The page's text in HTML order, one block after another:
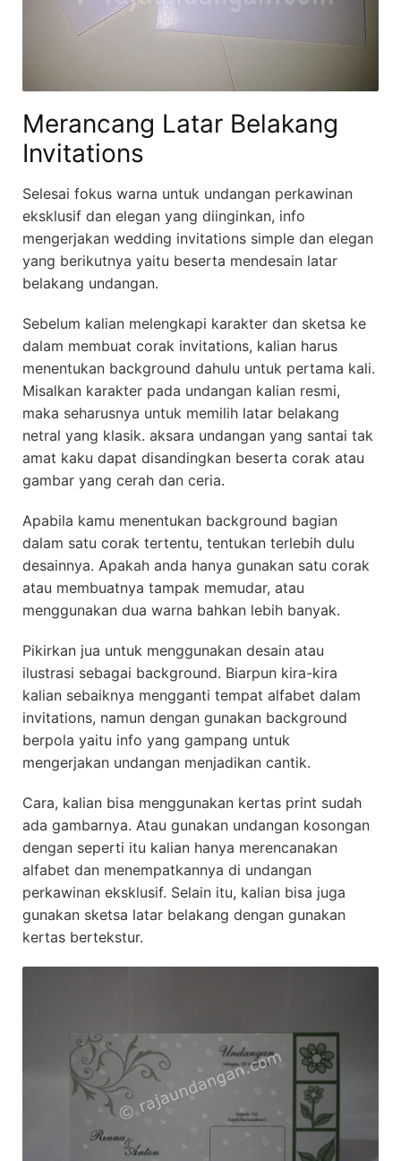
Merancang Latar Belakang
Invitations
Selesai fokus warna untuk undangan perkawinan
eksklusif dan elegan yang diinginkan, info
mengerjakan wedding invitations simple dan elegan
yang berikutnya yaitu beserta mendesain latar
belakang undangan.
Sebelum kalian melengkapi karakter dan sketsa ke
dalam membuat corak invitations, kalian harus
menentukan background dahulu untuk pertama kali.
Misalkan karakter pada undangan kalian resmi,
maka seharusnya untuk memilih latar belakang
netral yang klasik. aksara undangan yang santai tak
amat kaku dapat disandingkan beserta corak atau
gambar yang cerah dan ceria.
Apabila kamu menentukan background bagian
dalam satu corak tertentu, tentukan terlebih dulu
desainnya. Apakah anda hanya gunakan satu corak
atau membuatnya tampak memudar, atau
menggunakan dua warna bahkan lebih banyak.
Pikirkan jua untuk menggunakan desain atau
ilustrasi sebagai background. Biarpun kira-kira
kalian sebaiknya mengganti tempat alfabet dalam
invitations, namun dengan gunakan background
berpola yaitu info yang gampang untuk
mengerjakan undangan menjadikan cantik.
Cara, kalian bisa menggunakan kertas print sudah
ada gambarnya. Atau gunakan undangan kosongan
dengan seperti itu kalian hanya merencanakan
alfabet dan menempatkannya di undangan
perkawinan eksklusif. Selain itu, kalian bisa juga
gunakan sketsa latar belakang dengan gunakan
kertas bertekstur.